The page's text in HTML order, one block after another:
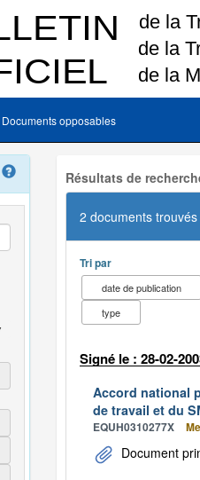
Documents opposables
Résultats de
2 documents trouvés
Tri par
date de publication
type
Signé le : 28-02-
Accord national
de travail et du
EQUH0310277X
Document